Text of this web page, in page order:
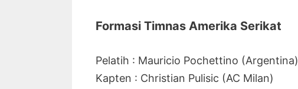
Formasi Timnas Amerika Serikat
Pelatih : Mauricio Pochettino (Argentina)
Kapten : Christian Pulisic (AC Milan)